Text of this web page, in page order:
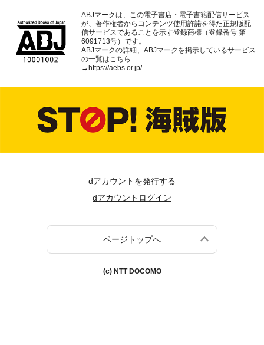
ABJマークは、この電子書店・電子書籍配信サービス
が、著作権者からコンテンツ使用許諾を得た正規版配
信サービスであることを示す登録商標（登録番号 第
6091713号）です。
ABJマークの詳細、ABJマークを掲示しているサービス
の一覧はこちら
→https://aebs.or.jp/
dアカウントを発行する
dアカウントログイン
ページトップへ
(c) NTT DOCOMO